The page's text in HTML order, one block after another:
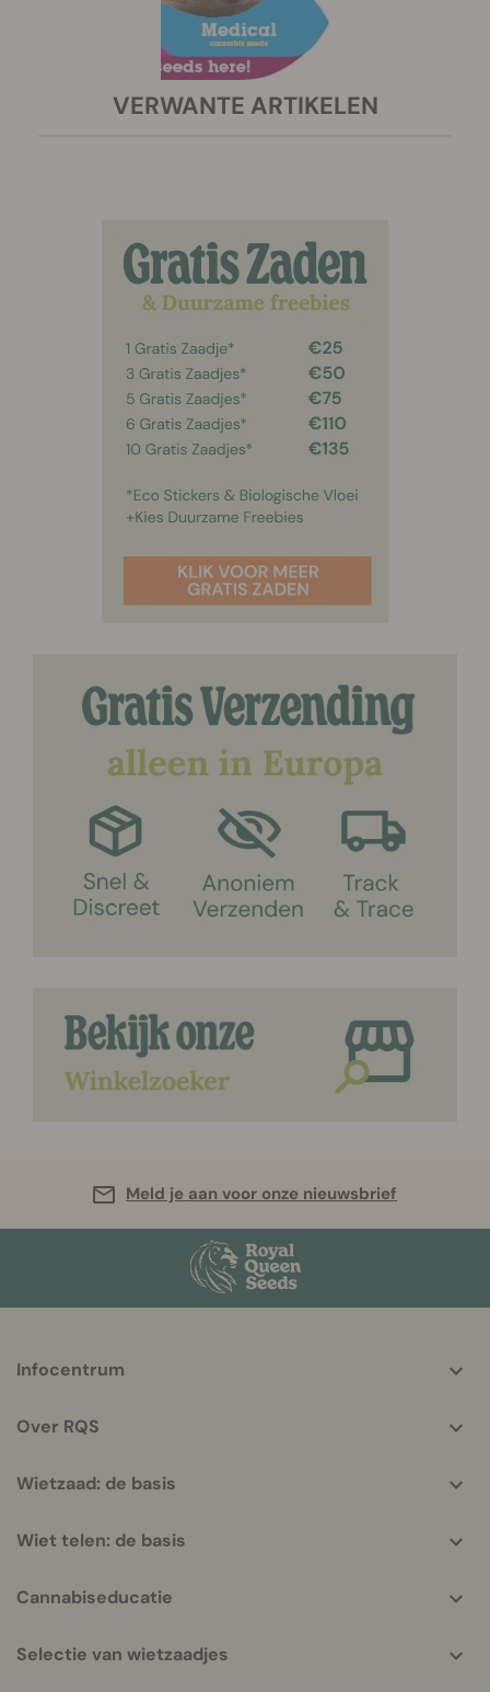
VERWANTE ARTIKELEN
Meld je aan voor onze nieuwsbrief
helpful
Infocentrum
Over RQS
Wietzaad: de basis
Wiet telen: de basis
Cannabiseducatie
Selectie van wietzaadjes